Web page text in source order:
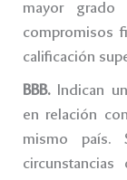
mayor
compromisos
calificación
BBB. Indican
en relación
mismo país.